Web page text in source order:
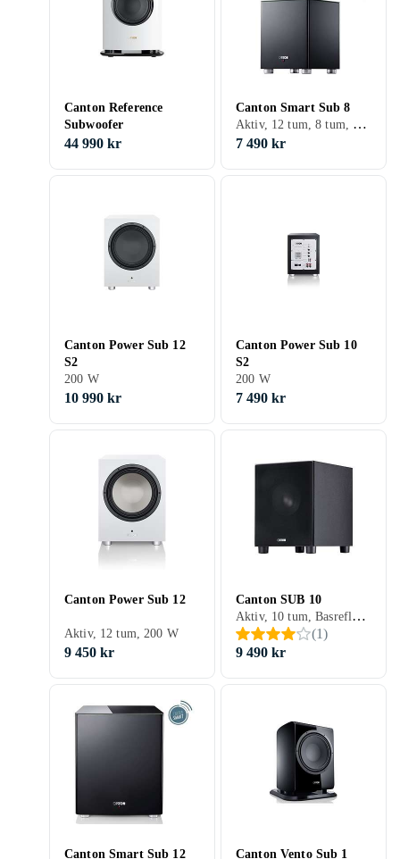
Canton Reference
Subwoofer
44 990 kr
Canton Smart Sub 8
Aktiv, 12 tum, 8 tum, 7 tum, 200 W
7 490 kr
Canton Power Sub 12
S2
200 W
10 990 kr
Canton Power Sub 10
S2
200 W
7 490 kr
Canton Power Sub 12
Aktiv, 12 tum, 200 W
9 450 kr
Canton SUB 10
Aktiv, 10 tum, Basreflex, 200 W
(1)
9 490 kr
Canton Smart Sub 12 Canton Vento Sub 1